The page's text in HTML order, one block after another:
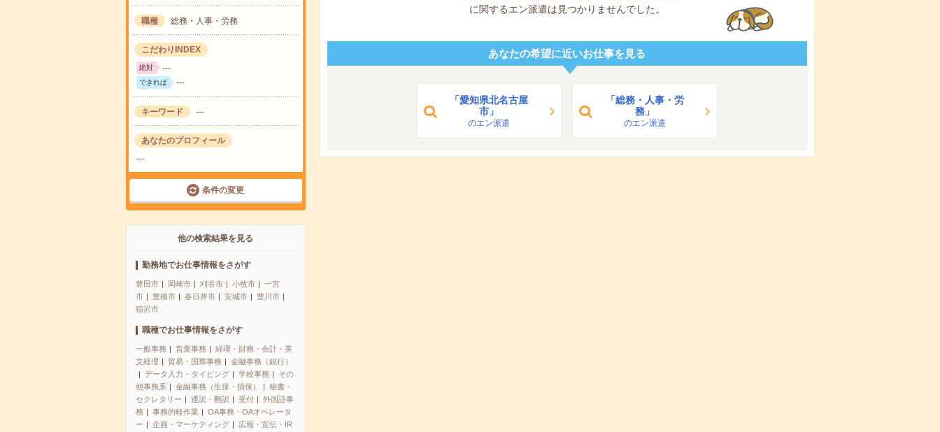
職種 総務・人事・労務
こだわりINDEX
絶対 ---
できれば ---
キーワード ---
あなたのプロフィール
---
条件の変更
他の検索結果を見る
勤務地でお仕事情報をさがす
豊田市 岡崎市 刈谷市 小牧市
一宮
市
豊橋市 春日井市 安城市
豊川市
稲沢市
職種でお仕事情報をさがす
一般事務 営業事務
経理・財務・会計・英
文経理
貿易・国際事務
金融事務（銀行）
データ入力・タイピング
学校事務
その
他事務系
金融事務（生保・損保）
秘書・
セクレタリー
通訳・翻訳 受付
外国語事
務
事務的軽作業
OA事務・OAオペレータ
ー
企画・マーケティング
広報・宣伝・IR
に関するエン派遣は見つかりませんでした。
あなたの希望に近いお仕事を見る
「愛知県北名古屋
市」
のエン派遣
「総務・人事・労
務」
のエン派遣